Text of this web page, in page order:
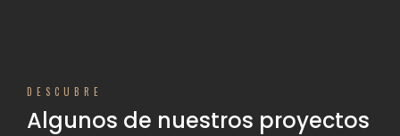
DESCUBRE
Algunos de nuestros proyectos